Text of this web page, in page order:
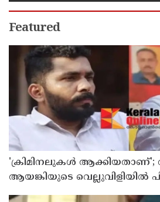
Featured
'ക്രിമിനലുകള്‍
ആയങ്കിയുടെ വെല്ലുവിളിയിൽ